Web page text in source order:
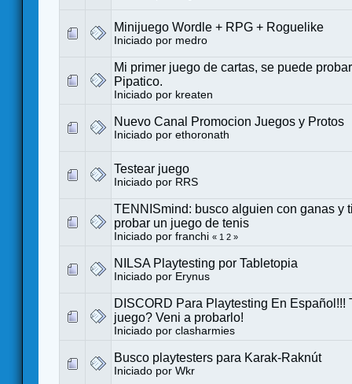
Minijuego Wordle + RPG + Roguelike
Iniciado por medro
Mi primer juego de cartas, se puede
Pipatico.
Iniciado por kreaten
Nuevo Canal Promocion Juegos y Protos
Iniciado por ethoronath
Testear juego
Iniciado por RRS
TENNISmind: busco alguien con ganas y
probar un juego de tenis
Iniciado por franchi « 1 2 »
NILSA Playtesting por Tabletopia
Iniciado por Erynus
DISCORD Para Playtesting En Español!!!
juego? Veni a probarlo!
Iniciado por clasharmies
Busco playtesters para Karak-Raknút
Iniciado por Wkr